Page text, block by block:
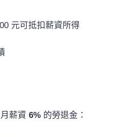
元可抵扣薪資所得
薪資 6% 的勞退金：